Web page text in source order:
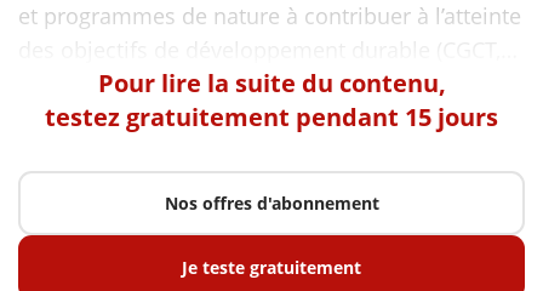
et programmes de nature à contribuer à l’atteinte
Pour lire la suite du contenu,
testez gratuitement pendant 15 jours
Nos offres d'abonnement
Je teste gratuitement